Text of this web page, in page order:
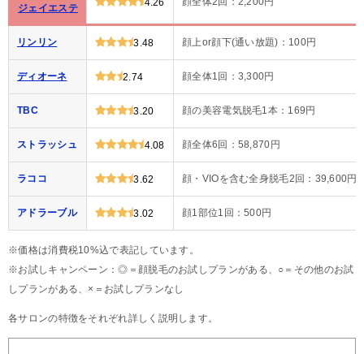
ジェイエステ
4.26
リンリン 3.48 顔上or顔下(通い放題)：100円
ディオーネ 2.74 顔全体1回：3,300円
TBC 3.20 顔の美容電気脱毛1本：169円
ストラッシュ 4.08 顔全体6回：58,870円
ラココ 3.62 顔・VIOを含む全身脱毛2回：39,600円
アドラーブル 3.02 顔1部位1回：500円
※価格は消費税10%込で表記しています。
※お試しキャンペーン：◎＝顔脱毛のお試しプランがある、○＝その他のお試
しプランがある、×＝お試しプランなし
各サロンの特徴をそれぞれ詳しく説明します。